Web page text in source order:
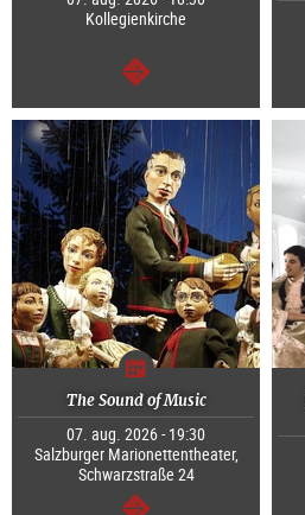
Kollegienkirche
Tovább
The Sound of Music
07. aug. 2026 - 19:30
Salzburger Marionettentheater,
Schwarzstraße 24